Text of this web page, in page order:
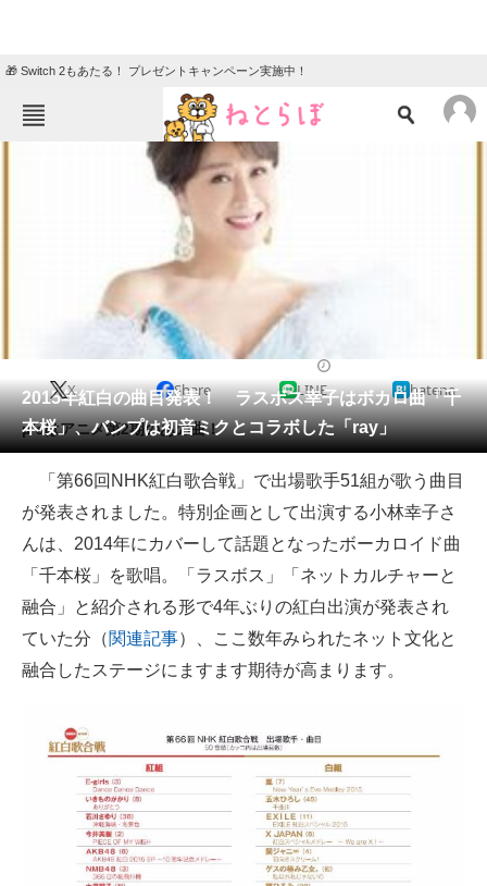
🎁 Switch 2もあたる！ プレゼントキャンペーン実施中！
ねとらぼメニュー
ニュース
クイズ
教育・育児
リサーチ
会員記事
メディア
注目記事を集めた総合ページ
ITの今と未来を見通す
スマホと通信の最新トレンド
進化するPCとデバイスの未来
好きが集まる 比べて選べる
AI活用のいまが分かる
企業ITのトレンドを詳説
経営リーダーのコミュニティ
2015年紅白の曲目発表！ ラスボス幸子はボカロ曲「千
本桜」、バンプは初音ミクとコラボした「ray」
X Share LINE hatena
μ’sはアニメ第2期のあの曲！
「第66回NHK紅白歌合戦」で出場歌手51組が歌う曲目
が発表されました。特別企画として出演する小林幸子さ
んは、2014年にカバーして話題となったボーカロイド曲
「千本桜」を歌唱。「ラスボス」「ネットカルチャーと
融合」と紹介される形で4年ぶりの紅白出演が発表され
ていた分（関連記事）、ここ数年みられたネット文化と
融合したステージにますます期待が高まります。